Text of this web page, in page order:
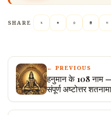
SHARE
← PREVIOUS
हनुमान के 108 नाम
संपूर्ण अष्टोत्तर